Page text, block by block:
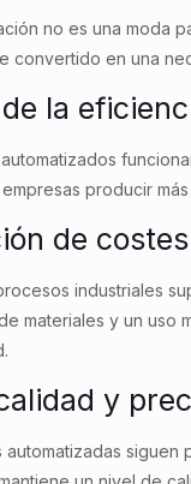
no es una moda
convertido en una
la
producir
de costes
industriales
materiales y un uso
y
automatizadas